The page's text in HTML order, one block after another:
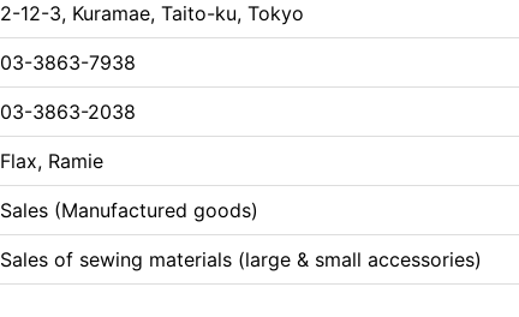
2-12-3, Kuramae, Taito-ku, Tokyo
03-3863-7938
03-3863-2038
Flax, Ramie
Sales (Manufactured goods)
Sales of sewing materials (large & small accessories)